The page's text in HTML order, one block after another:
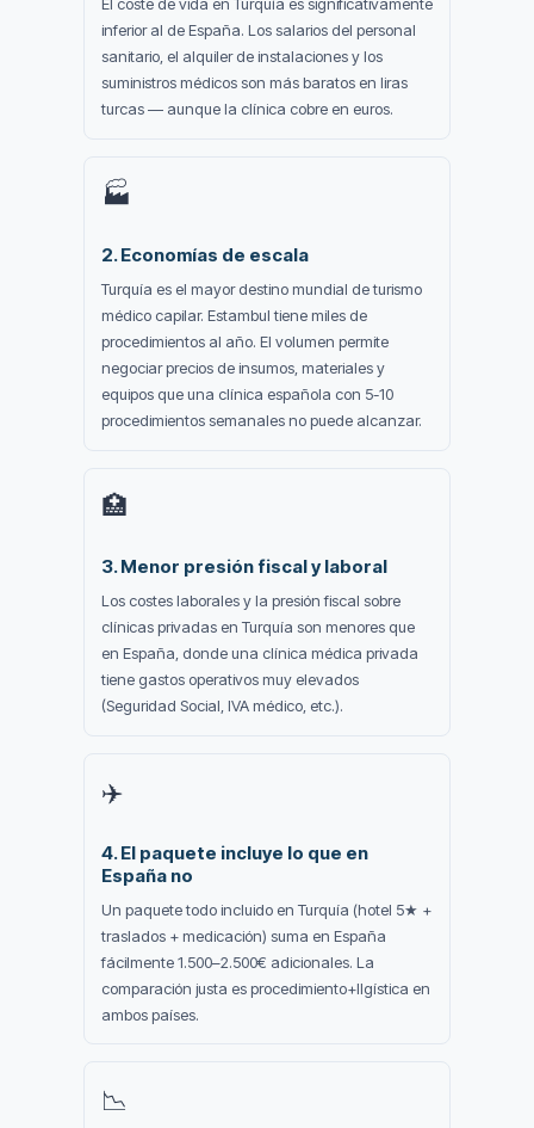
inferior al de España. Los salarios del personal
sanitario, el alquiler de instalaciones y los
suministros médicos son más baratos en liras
turcas — aunque la clínica cobre en euros.
🏭
2. Economías de escala
Turquía es el mayor destino mundial de turismo
médico capilar. Estambul tiene miles de
procedimientos al año. El volumen permite
negociar precios de insumos, materiales y
equipos que una clínica española con 5-10
procedimientos semanales no puede alcanzar.
🏥
3. Menor presión fiscal y laboral
Los costes laborales y la presión fiscal sobre
clínicas privadas en Turquía son menores que
en España, donde una clínica médica privada
tiene gastos operativos muy elevados
(Seguridad Social, IVA médico, etc.).
✈️
4. El paquete incluye lo que en
España no
Un paquete todo incluido en Turquía (hotel 5★ +
traslados + medicación) suma en España
fácilmente 1.500–2.500€ adicionales. La
comparación justa es procedimiento+llgística en
ambos países.
📉